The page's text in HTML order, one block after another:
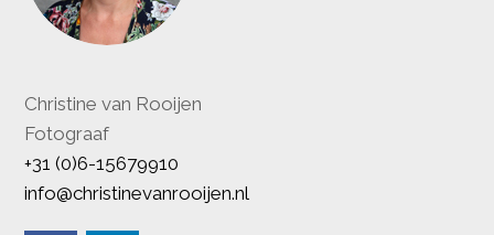
Christine van Rooijen
Fotograaf
+31 (0)6-15679910
info@christinevanrooijen.nl